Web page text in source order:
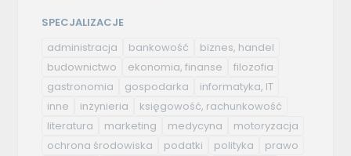
SPECJALIZACJE
administracja
bankowość
biznes, handel
budownictwo
ekonomia, finanse
filozofia
gastronomia
gospodarka
informatyka, IT
inne
inżynieria
księgowość, rachunkowość
literatura
marketing medycyna
motoryzacja
ochrona środowiska
podatki polityka
prawo